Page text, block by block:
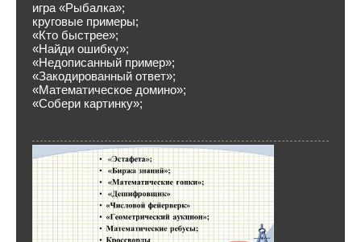
игра «Рыбалка»;
круговые примеры;
«Кто быстрее»;
«Найди ошибку»;
«Недописанный пример»;
«Закодированный ответ»;
«Математическое домино»;
«Собери картинку»;